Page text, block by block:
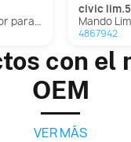
Lim.5 (Fk)
civic
Mando Limpia
4867942
con el
OEM
VER MÁS